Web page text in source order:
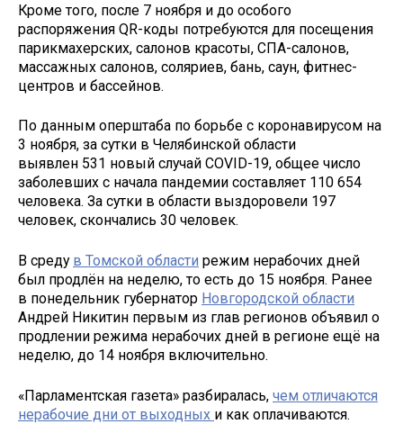
Кроме того, после 7 ноября и до особого
распоряжения QR-коды потребуются для посещения
парикмахерских, салонов красоты, СПА-салонов,
массажных салонов, соляриев, бань, саун, фитнес-
центров и бассейнов.
По данным оперштаба по борьбе с коронавирусом на
3 ноября, за сутки в Челябинской области
выявлен 531 новый случай COVID-19, общее число
заболевших с начала пандемии составляет 110 654
человека. За сутки в области выздоровели 197
человек, скончались 30 человек.
В среду в Томской области режим нерабочих дней
был продлён на неделю, то есть до 15 ноября. Ранее
в понедельник губернатор Новгородской области
Андрей Никитин первым из глав регионов объявил о
продлении режима нерабочих дней в регионе ещё на
неделю, до 14 ноября включительно.
«Парламентская газета» разбиралась, чем отличаются
нерабочие дни от выходных и как оплачиваются.